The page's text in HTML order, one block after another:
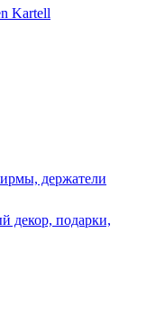
Kartell
держатели
декор, подарки,